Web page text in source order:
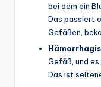
bei dem ein
Das passiert
Gefäßen,
Gefäß, und es
Das ist